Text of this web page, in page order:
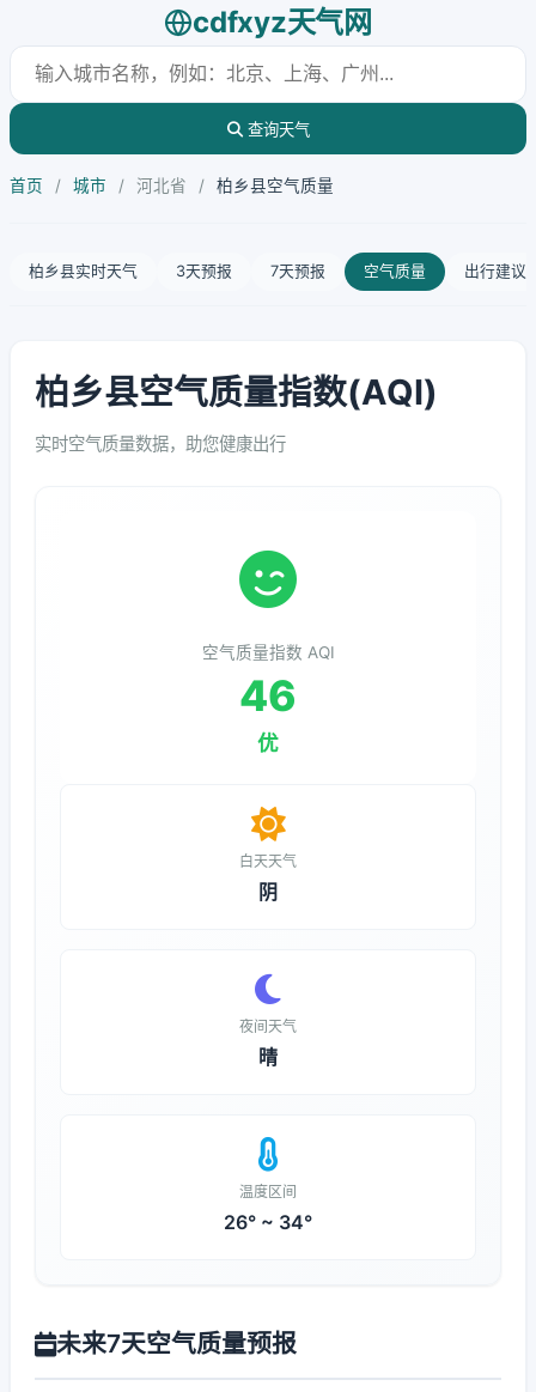
cdfxyz天气网
查询天气
首页 / 城市 / 河北省 / 柏乡县空气质量
柏乡县实时天气 3天预报 7天预报 空气质量 出行建议
柏乡县空气质量指数(AQI)
实时空气质量数据，助您健康出行
空气质量指数 AQI
46
优
白天天气
阴
夜间天气
晴
温度区间
26° ~ 34°
未来7天空气质量预报